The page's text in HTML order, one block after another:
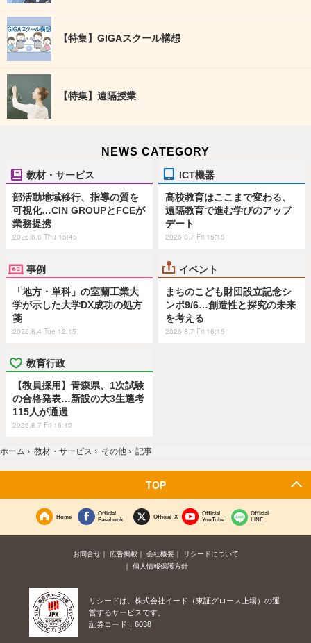
【特集】GIGAスクール構想
【特集】遠隔授業
NEWS CATEGORY
教材・サービス
部活動地域移行、指導の質を
可視化…CIN GROUPとFCEが
業務提携
2026.8.6 Thu 15:45
ICT機器
高校教育はここまで変わる、
遠隔教育で進む学びのアップ
デート
2026.8.7 Fri 15:15
事例
「地方・単科」の室蘭工業大
学が示した大学DX成功の処方
箋
2026.8.4 Tue 12:15
イベント
まちのこども財団設立記念シ
ンポ9/6…創造性と探究の未来
を考える
2026.8.7 Fri 16:15
教育行政
【教員採用】青森県、1次試験
の合格発表…新設の大3生選考
115人が通過
2026.8.7 Fri 16:45
ホーム › 教材・サービス › その他 › 記事
TOP
Home
Official
Facebook
Official X
Official
YouTube
Official
LINE
お問合せ 広告掲載 会社概要
リシードについて
個人情報保護方針
リシードは、株式会社イード（東証グロース上場）の運
営するサービスです。
証券コード：6038